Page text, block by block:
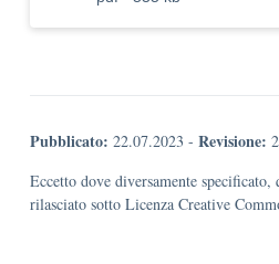
Pubblicato: 22.07.2023 - Revisione:
Eccetto dove diversamente specificato,
rilasciato sotto Licenza Creative